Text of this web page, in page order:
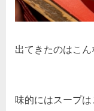
出てきたのはこん
味的にはスープ